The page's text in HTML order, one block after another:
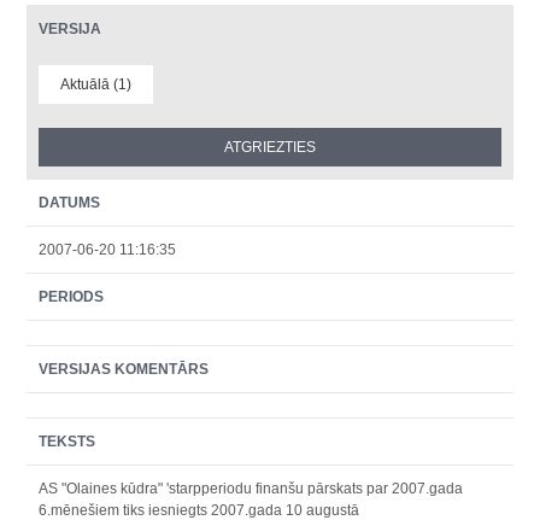
VERSIJA
Aktuālā (1)
DATUMS
2007-06-20 11:16:35
PERIODS
VERSIJAS KOMENTĀRS
TEKSTS
AS "Olaines kūdra" 'starpperiodu finanšu pārskats par 2007.gada
6.mēnešiem tiks iesniegts 2007.gada 10 augustā